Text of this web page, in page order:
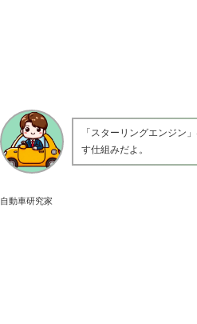
自動車研究家
「スターリングエンジン
す仕組みだよ。